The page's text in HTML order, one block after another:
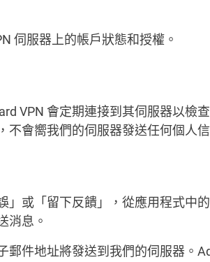
伺服器上的帳戶狀態和授權。
VPN 會定期連接到其伺服器以檢
不會嚮我們的伺服器發送任何個人信
」或「留下反饋」，從應用程式中
消息。
郵件地址將發送到我們的伺服器。